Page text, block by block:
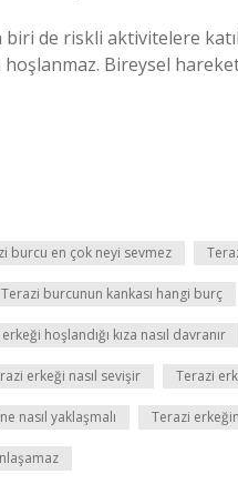
de riskli aktivitelere
Bireysel
burcu en çok neyi sevmez
Terazi burcunun kankası hangi burç
hoşlandığı kıza nasıl davranır
erkeği nasıl sevişir Terazi
nasıl yaklaşmalı Terazi